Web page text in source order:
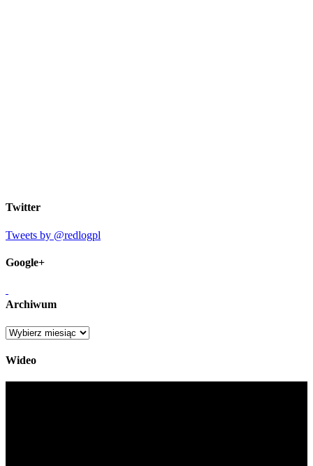
Twitter
Tweets by @redlogpl
Google+
Archiwum
Archiwum
Wideo